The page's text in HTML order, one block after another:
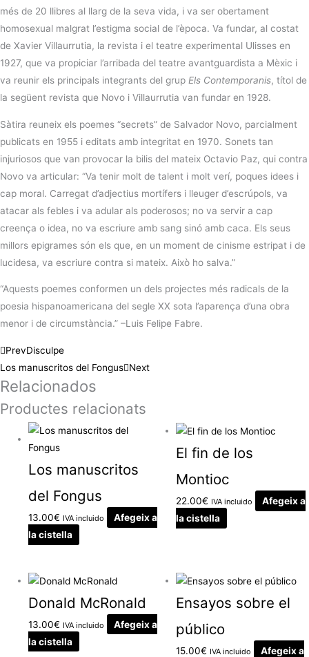
més de 20 llibres al llarg de la seva vida, i va ser obertament
homosexual malgrat l’estigma social de l’època. Va fundar, al costat
de Xavier Villaurrutia, la revista i el teatre experimental Ulisses en
1927, que va propiciar l’arribada del teatre avantguardista a Mèxic i
va reunir els principals integrants del grup Els Contemporanis, títol de
la següent revista que Novo i Villaurrutia van fundar en 1928.
Sàtira reuneix els poemes “secrets” de Salvador Novo, parcialment
publicats en 1955 i editats amb integritat en 1970. Sonets tan
injuriosos que van provocar la bilis del mateix Octavio Paz, qui contra
Novo va articular: “Va tenir molt de talent i molt verí, poques idees i
cap moral. Carregat d’adjectius mortífers i lleuger d’escrúpols, va
atacar als febles i va adular als poderosos; no va servir a cap
creença o idea, no va escriure amb sang sinó amb caca. Els seus
millors epigrames són els que, en un moment de cinisme estripat i de
lucidesa, va escriure contra si mateix. Això ho salva.”
“Aquests poemes conformen un dels projectes més radicals de la
poesia hispanoamericana del segle XX sota l’aparença d’una obra
menor i de circumstància.” –Luis Felipe Fabre.
PrevDisculpe
Los manuscritos del Fongus Next
Relacionados
Productes relacionats
Los manuscritos
del Fongus
13.00€ IVA incluido
Afegeix a
la cistella
El fin de los
Montioc
22.00€ IVA incluido
Afegeix a
la cistella
Donald McRonald
13.00€ IVA incluido
Afegeix a
la cistella
Ensayos sobre el
público
15.00€ IVA incluido
Afegeix a